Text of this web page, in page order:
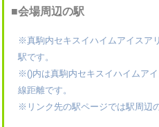
■会場周辺の駅
※真駒内セキスイハイムアイスア
駅です。
※()内は真駒内セキスイハイムア
線距離です。
※リンク先の駅ページでは駅周辺